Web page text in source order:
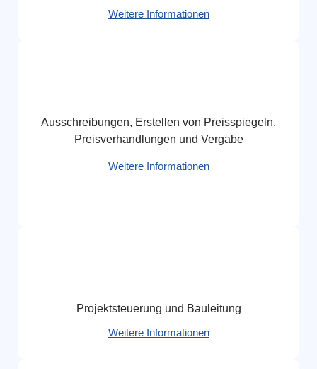
Weitere Informationen
Ausschreibungen, Erstellen von Preisspiegeln,
Preisverhandlungen und Vergabe
Weitere Informationen
Projektsteuerung und Bauleitung
Weitere Informationen